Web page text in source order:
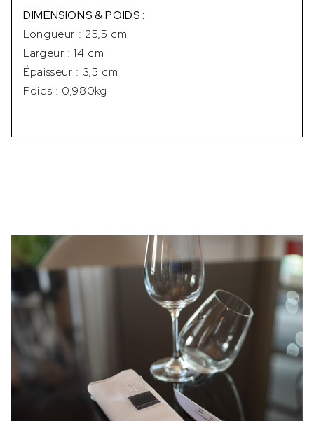
DIMENSIONS & POIDS :
Longueur : 25,5 cm
Largeur : 14 cm
Épaisseur : 3,5 cm
Poids : 0,980kg